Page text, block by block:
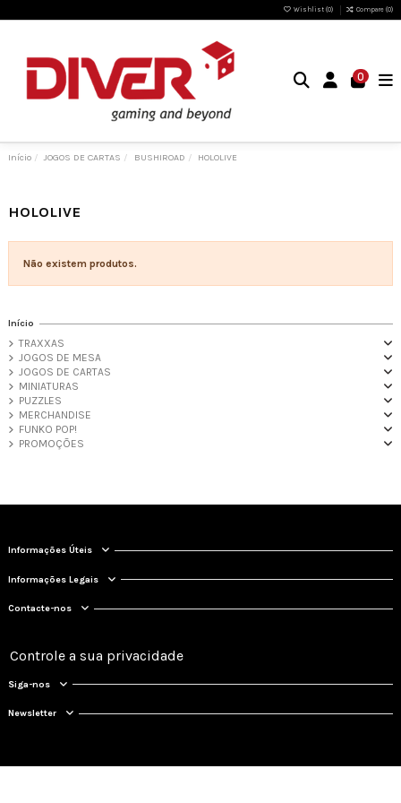
Wishlist (0) Compare (0)
0
Início JOGOS DE CARTAS BUSHIROAD HOLOLIVE
HOLOLIVE
Não existem produtos.
Início
TRAXXAS
JOGOS DE MESA
JOGOS DE CARTAS
MINIATURAS
PUZZLES
MERCHANDISE
FUNKO POP!
PROMOÇÕES
Informações Úteis
Informações Legais
Contacte-nos
Controle a sua privacidade
Siga-nos
Newsletter